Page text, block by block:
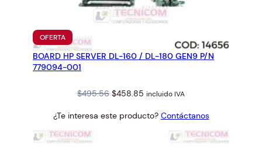
OFERTAPRODUCTO
EN
OFERTA
BOARD HP SERVER DL-160 / DL-180 GEN9 P/N
779094-001
$495.56 Original
was:
$458.85 Current
is:
$458.85.
incluido IVA
¿Te interesa este producto? Contáctanos